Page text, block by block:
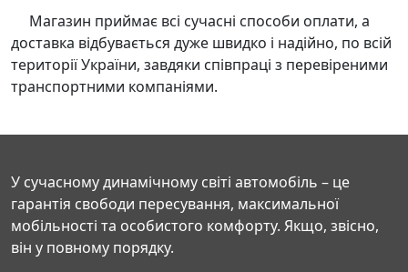
Магазин приймає всі сучасні способи оплати, а
доставка відбувається дуже швидко і надійно, по всій
території України, завдяки співпраці з перевіреними
транспортними компаніями.
У сучасному динамічному світі автомобіль – це
гарантія свободи пересування, максимальної
мобільності та особистого комфорту. Якщо, звісно,
він у повному порядку.